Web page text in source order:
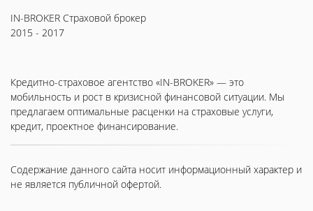
IN-BROKER Страховой брокер
2015 - 2017
Кредитно-страховое агентство «IN-BROKER» — это
мобильность и рост в кризисной финансовой ситуации. Мы
предлагаем оптимальные расценки на страховые услуги,
кредит, проектное финансирование.
Содержание данного сайта носит информационный характер и
не является публичной офертой.